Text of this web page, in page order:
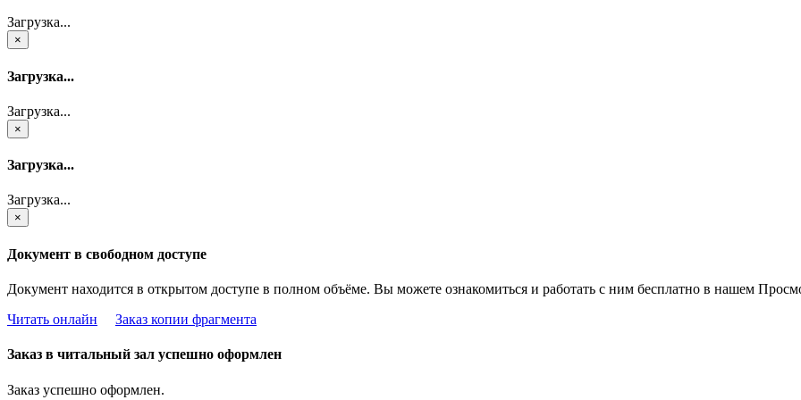
Загрузка...
×
Загрузка...
Загрузка...
×
Загрузка...
Загрузка...
×
Документ в свободном доступе
Документ находится в открытом доступе в полном объёме. Вы можете ознакомиться и работать с ним бесплатно в нашем
Читать онлайн
Заказ копии фрагмента
Заказ в читальный зал успешно оформлен
Заказ успешно оформлен.